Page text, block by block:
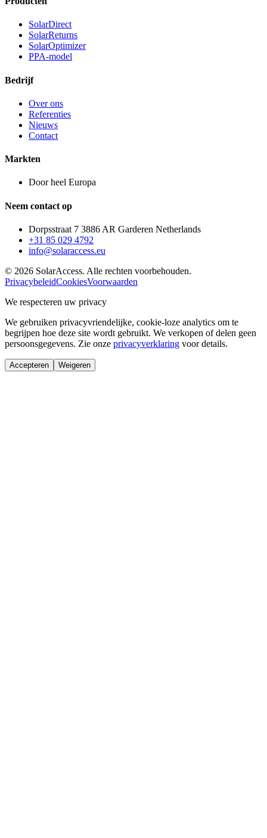
SolarDirect
SolarReturns
SolarOptimizer
PPA-model
Bedrijf
Over ons
Referenties
Nieuws
Contact
Markten
Door heel Europa
Neem contact op
Dorpsstraat 7 3886 AR Garderen Netherlands
+31 85 029 4792
info@solaraccess.eu
© 2026 SolarAccess. Alle rechten voorbehouden.
PrivacybeleidCookiesVoorwaarden
We respecteren uw privacy
We gebruiken privacyvriendelijke, cookie-loze analytics om te
begrijpen hoe deze site wordt gebruikt. We verkopen of delen geen
persoonsgegevens. Zie onze privacyverklaring voor details.
Accepteren Weigeren